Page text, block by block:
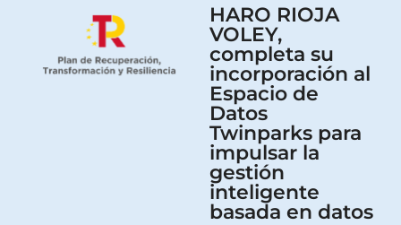
HARO RIOJA
VOLEY,
completa su
incorporación al
Espacio de
Datos
Twinparks para
impulsar la
gestión
inteligente
basada en datos